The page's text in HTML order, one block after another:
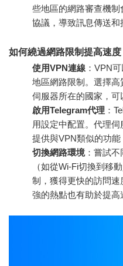
些地區的網路審查機制
協議，導致訊息傳送和
如何繞過網路限制提高速度
使用VPN連線 ：VPN
地區網路限制。選擇高
伺服器所在的國家，可
啟用Telegram代理 ：
用設定中配置。代理
提供與VPN類似的功能
切換網路環境：嘗試不
（如從Wi-Fi切換到移
制，獲得更快的訪問
強的熱點也有助於提高